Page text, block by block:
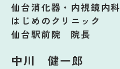
仙台消化器・内視鏡内科
はじめのクリニック
仙台駅前院 院長
中川 健一郎